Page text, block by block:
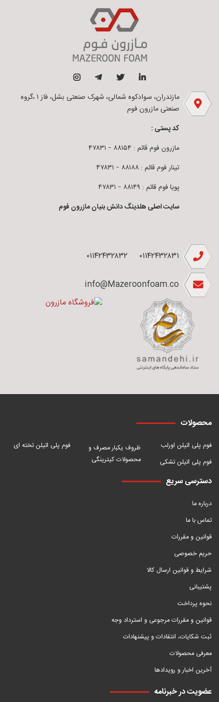
مازندران، سوادکوه شمالی، شهرک صنعتی بشل، فاز ۱ ،گروه
صنعتی مازرون فوم
کد پستی :
مازرون فوم قائم : ۸۸۱۵۴ – ۴۷۸۳۱
تینار فوم قائم : ۸۸۱۸۸ – ۴۷۸۳۱
پویا فوم قائم : ۸۸۱۴۹ – ۴۷۸۳۱
سایت اصلی هلدینگ دانش بنیان مازرون فوم
۰۱۱۴۲۴۳۲۸۳۱ ۰۱۱۴۲۴۳۲۸۳۲
info@Mazeroonfoam.co
محصولات
فوم پلی اتیلن اورلب
فوم پلی اتیلن تشکی
ظروف یکبار مصرف و
محصولات کیترینگی
فوم پلی اتیلن تخته ای
دسترسی سریع
درباره ما
تماس با ما
قوانین و مقررات
حریم خصوصی
شرایط و قوانین ارسال کالا
پشتیبانی
نحوه پرداخت
قوانین و مقررات مرجوعی و استرداد وجه
ثبت شکایات، انتقادات و پیشنهادات
معرفی محصولات
آخرین اخبار و رویدادها
عضویت در خبرنامه